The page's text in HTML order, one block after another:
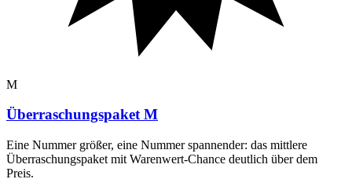
M
Überraschungspaket M
Eine Nummer größer, eine Nummer spannender: das mittlere
Überraschungspaket mit Warenwert-Chance deutlich über dem
Preis.